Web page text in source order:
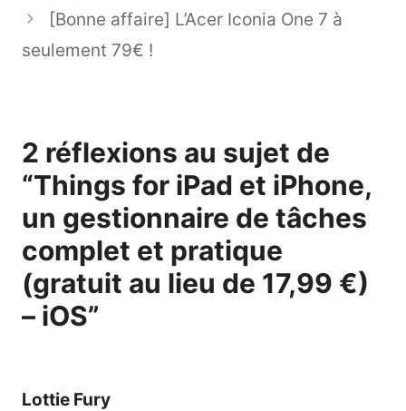
[Bonne affaire] L’Acer Iconia One 7 à
seulement 79€ !
2 réflexions au sujet de
“Things for iPad et iPhone,
un gestionnaire de tâches
complet et pratique
(gratuit au lieu de 17,99 €)
– iOS”
Lottie Fury